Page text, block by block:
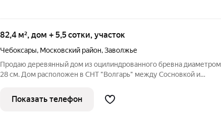
82,4 м², дом + 5,5 сотки, участок
Чебоксары, Московский район,Заволжье
Продаю деревянный дом из оцилиндрованного бревна диаметром
28 см. Дом расположен в СНТ "Волгарь" между Сосновкой и
септик, электричество 15 кВт. Дом в черновой отделке. Кровля
мягкая черепица.
Показать телефон